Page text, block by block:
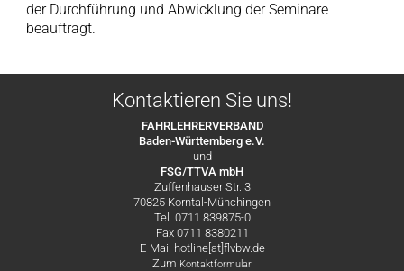
der Durchführung und Abwicklung der Seminare
beauftragt.
Kontaktieren Sie uns!
FAHRLEHRERVERBAND
Baden-Württemberg e.V.
und
FSG/TTVA mbH
Zuffenhauser Str. 3
70825 Korntal-Münchingen
Tel. 0711 839875-0
Fax 0711 8380211
E-Mail hotline[at]flvbw.de
Zum Kontaktformular